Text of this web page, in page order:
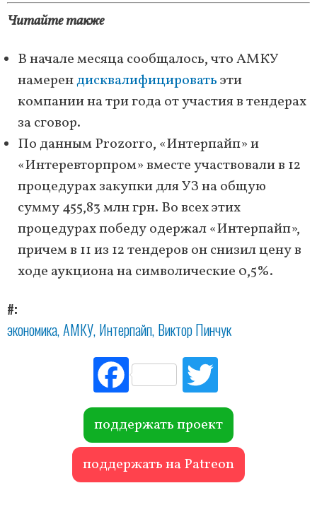
Читайте также
В начале месяца сообщалось, что АМКУ
намерендисквалифицироватьэти
компании на три года от участия в тендерах
за сговор.
По данным Prozorro, «Интерпайп» и
«Интеревторпром» вместе участвовали в 12
процедурах закупки для УЗ на общую
сумму 455,83 млн грн. Во всех этих
процедурах победу одержал «Интерпайп»,
причем в 11 из 12 тендеров он снизил цену в
ходе аукциона на символические 0,5%.
#
экономика АМКУ Интерпайп Виктор Пинчук
Fac
ebo
ok r
поддержать проект
поддержать на Patreon